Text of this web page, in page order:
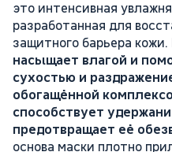
это интенсивная
разработанная для
защитного барьера кожи.
насыщает влагой и
сухостью и
обогащённой
способствует
предотвращает её
основа маски плотно